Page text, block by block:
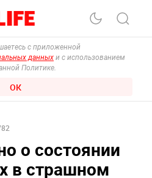
с приложенной
данных и с использованием
Политике.
ОК
о состоянии
в страшном